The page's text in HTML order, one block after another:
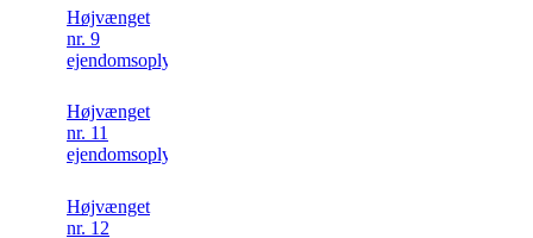
Højvænget
nr. 9
ejendomsoplysning
Højvænget
nr. 11
ejendomsoplysning
Højvænget
nr. 12